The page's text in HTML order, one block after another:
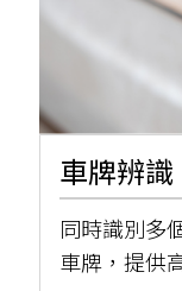
車牌辨識
同時識別多
車牌，提供